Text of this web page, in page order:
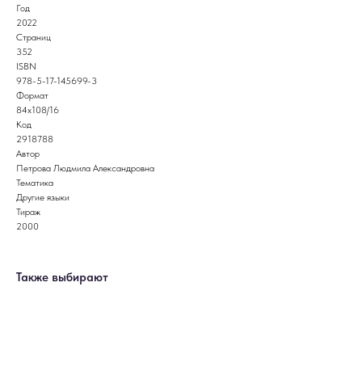
Год
2022
Страниц
352
ISBN
978-5-17-145699-3
Формат
84x108/16
Код
2918788
Автор
Петрова Людмила Александровна
Тематика
Другие языки
Тираж
2000
Также выбирают